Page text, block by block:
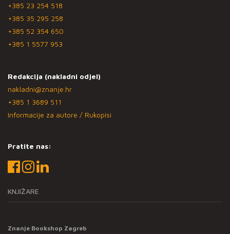
+385 23 254 518
+385 35 295 258
+385 52 354 650
+385 1 5577 953
Redakcija (nakladni odjel)
nakladni@znanje.hr
+385 1 3689 511
Informacije za autore / Rukopisi
Pratite nas:
KNJIŽARE
Znanje Bookshop Zagreb